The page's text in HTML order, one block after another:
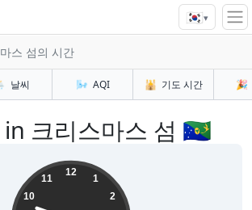
🇰🇷▾
스 섬의 시간
날씨 🌬️ AQI 🕌 기도 시간 🎉
크리스마스 섬 🇨🇽
12
1
2
10
11